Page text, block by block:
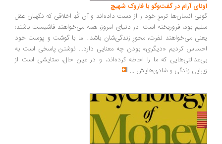
آرام در گفت‌وگو با فاروک شهیچ‭
انسان‌ها ترمزِ خود را از دست داده‌اند و آن کُدِ اخلاقی که نگهبان عقل
بود، فروریخته است. در دنیای امروز، همه می‌خواهند فاشیست باشند؛
می‌خواهند نفرت، محورِ زندگی‌شان باشد... ما با گوشت و پوست خود
کردیم «دیگری» بودن چه معنایی دارد... نوشتن پاسخی است به
که ما را احاطه کرده‌اند، و در عین حال، ستایشی است از
زندگی و شادی‌هایش...